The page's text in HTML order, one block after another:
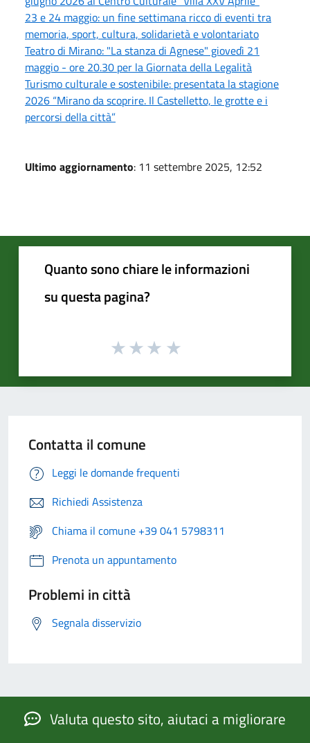
23 e 24 maggio: un fine settimana ricco di eventi tra
memoria, sport, cultura, solidarietà e volontariato
Teatro di Mirano: "La stanza di Agnese" giovedì 21
maggio - ore 20.30 per la Giornata della Legalità
Turismo culturale e sostenibile: presentata la stagione
2026 “Mirano da scoprire. Il Castelletto, le grotte e i
percorsi della città”
Ultimo aggiornamento: 11 settembre 2025, 12:52
Quanto sono chiare le informazioni
su questa pagina?
Contatta il comune
Leggi le domande frequenti
Richiedi Assistenza
Chiama il comune +39 041 5798311
Prenota un appuntamento
Problemi in città
Segnala disservizio
Valuta questo sito, aiutaci a migliorare